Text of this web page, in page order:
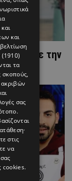
μαζί με την
και
(1910)
τα
σκοπούς,
σας
στις
να
cookies.